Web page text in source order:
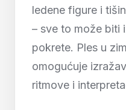
ledene figure i
– sve to može biti
pokrete. Ples u
omogućuje
ritmove i